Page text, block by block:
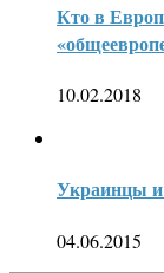
Кто в
10.02.2018
Украинцы
04.06.2015